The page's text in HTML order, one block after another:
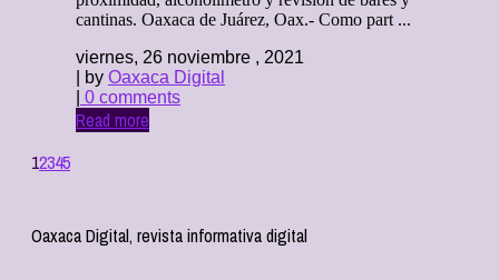
cantinas. Oaxaca de Juárez, Oax.- Como part ...
viernes, 26 noviembre , 2021
| by Oaxaca Digital
0 comments
Read more
12345
Oaxaca Digital, revista informativa digital